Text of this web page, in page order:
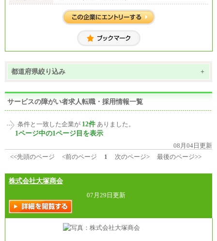
都道府県絞り込み +
サービスの障がい者求人転職・採用情報一覧
条件と一致した企業が 12件 ありました。
1ページ中の1ページ目を表示
08月04日更新
<<先頭のページ
<前のページ 1 次のページ> 最後のページ>>
株式会社大塚商会
07月29日更新